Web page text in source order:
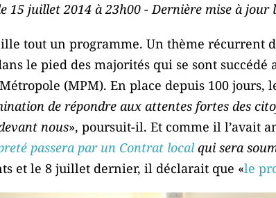
15 juillet 2014 à 23h00 - Dernière mise à jour
tout un programme. Un thème récurrent
le pied des majorités qui se sont
(MPM). En place depuis 100 jours,
de répondre aux attentes fortes des
nous», poursuit-il. Et comme il l’avait
passera par un Contrat localqui sera
et le 8 juillet dernier, il déclarait que «le